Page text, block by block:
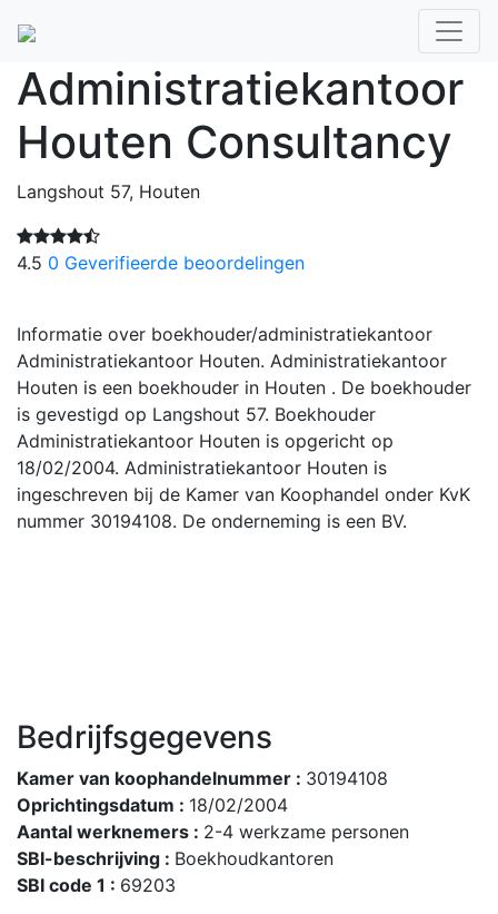
Administratiekantoor
Houten Consultancy
Langshout 57, Houten
4.5 0 Geverifieerde beoordelingen
Informatie over boekhouder/administratiekantoor
Administratiekantoor Houten. Administratiekantoor
Houten is een boekhouder in Houten . De boekhouder
is gevestigd op Langshout 57. Boekhouder
Administratiekantoor Houten is opgericht op
18/02/2004. Administratiekantoor Houten is
ingeschreven bij de Kamer van Koophandel onder KvK
nummer 30194108. De onderneming is een BV.
Bedrijfsgegevens
Kamer van koophandelnummer : 30194108
Oprichtingsdatum : 18/02/2004
Aantal werknemers : 2-4 werkzame personen
SBI-beschrijving : Boekhoudkantoren
SBI code 1 : 69203